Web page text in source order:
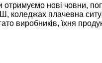
нові човни,
коледжах плачевна
виробників, їхня